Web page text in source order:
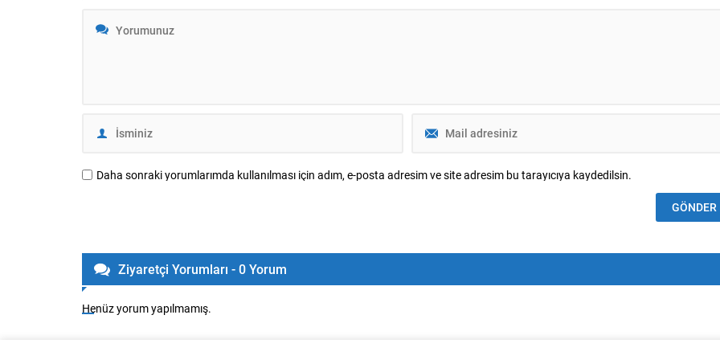
Daha sonraki yorumlarımda kullanılması için adım, e-posta adresim ve site adresim bu tarayıcıya kaydedilsin.
Ziyaretçi Yorumları - 0 Yorum
Henüz yorum yapılmamış.